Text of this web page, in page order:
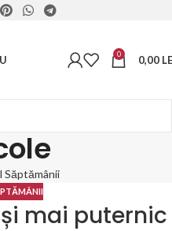
0 0,00
Săptămânii
mai puternic